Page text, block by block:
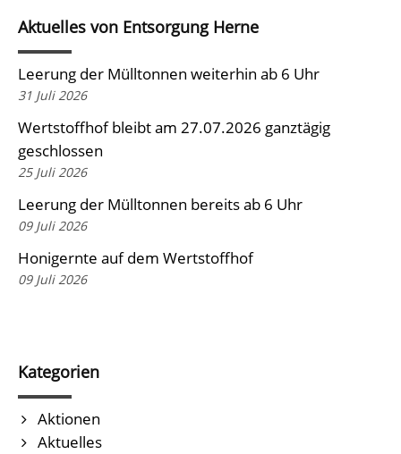
Aktuelles von Entsorgung Herne
Leerung der Mülltonnen weiterhin ab 6 Uhr
31 Juli 2026
Wertstoffhof bleibt am 27.07.2026 ganztägig
geschlossen
25 Juli 2026
Leerung der Mülltonnen bereits ab 6 Uhr
09 Juli 2026
Honigernte auf dem Wertstoffhof
09 Juli 2026
Kategorien
Aktionen
Aktuelles